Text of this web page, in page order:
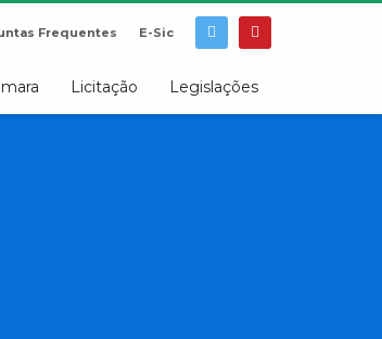
Frequentes E-Sic
Licitação Legislações